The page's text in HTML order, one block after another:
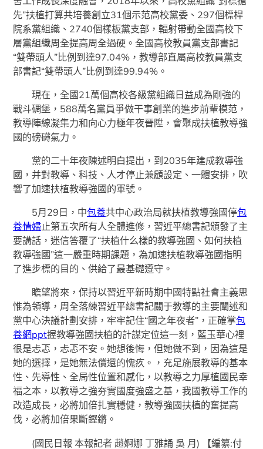
先”扶植打算共培養創立31個示范高校黨委、297個標桿
院系黨組織、2740個樣板黨支部，輻射帶動全國高校下
層黨組織周全提高周全過硬。全國高校教員黨支部書記
“雙帶頭人”比例到達97.04%，教導部直屬高校教員黨支
部書記“雙帶頭人”比例到達99.94%。
現在，全國21萬個高校各級黨組織日益成為剛強的
戰斗碉堡，588萬名黨員爭做干事創業的進步前輩模范，
教導陣線凝集力和向心力極年夜晉陞，會聚成扶植教導強
國的磅礴氣力。
黨的二十年夜陳述明白提出，到2035年建成教導強
國，并對教導、科技、人才停止兼顧設定、一體安排，吹
響了加速扶植教導強國的軍號。
5月29日，中包養共中心政治局就扶植教導強國停包
養情婦止第五次所有人全體進修，習近平總書記頒發了主
要講話，迷信答覆了“扶植什么樣的教導強國、如何扶植
教導強國”這一嚴重時期課題，為加速扶植教導強國指明
了進步標的目的、供給了最基礎遵守。
瞻望將來，保持以習近平新時期中國特點社會主義思
惟為領導，周全落練習近平總書記關于教導的主要闡述和
黨中心決議計劃安排，牢牢記住“國之年夜者”，正確掌包
養網ppt握教導強國扶植的計謀定位這一刻，藍玉華心裡
很是忐忑，忐忑不安。她想後悔，但她做不到，因為這是
她的選擇，是她無法償還的愧疚。，充足施展教導的基本
性、先導性、全局性位置和感化，以教導之力厚植國民幸
福之本，以教導之強夯實國度強盛之基，我國教導工作的
改造成長，必將加倍扎實穩健，教導強國扶植的奮提高
伐，必將加倍果斷鏗鏘。
(國民日報 本報記者 趙婀娜 丁雅誦 吳 月) 【編纂:付